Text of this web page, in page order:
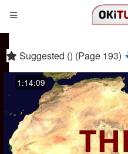
Suggested () (Page 193)
1:14:09